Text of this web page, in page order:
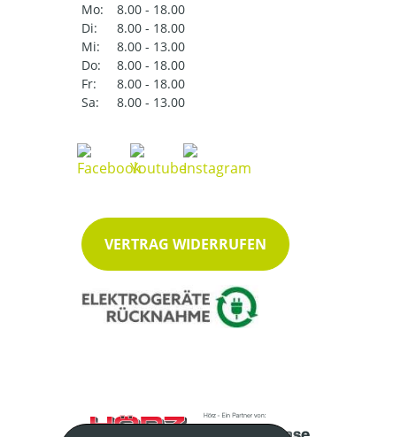
Mo:
8.00 - 18.00
Di:
8.00 - 18.00
Mi:
8.00 - 13.00
Do:
8.00 - 18.00
Fr:
8.00 - 18.00
Sa:
8.00 - 13.00
VERTRAG WIDERRUFEN